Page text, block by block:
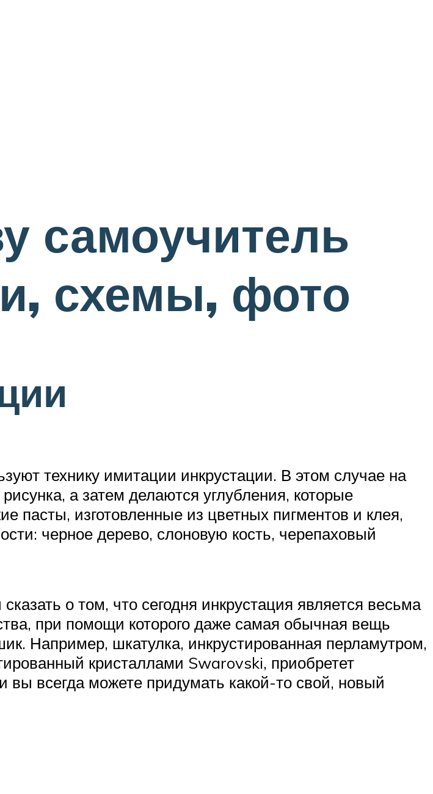
самоучитель
схемы, фото
технику имитации инкрустации. В этом случае на
а затем делаются углубления, которые
пасты, изготовленные из цветных пигментов и клея,
черное дерево, слоновую кость, черепаховый
о том, что сегодня инкрустация является весьма
при помощи которого даже самая обычная вещь
Например, шкатулка, инкрустированная перламутром,
кристаллами Swarovski, приобретет
вы всегда можете придумать какой-то свой, новый